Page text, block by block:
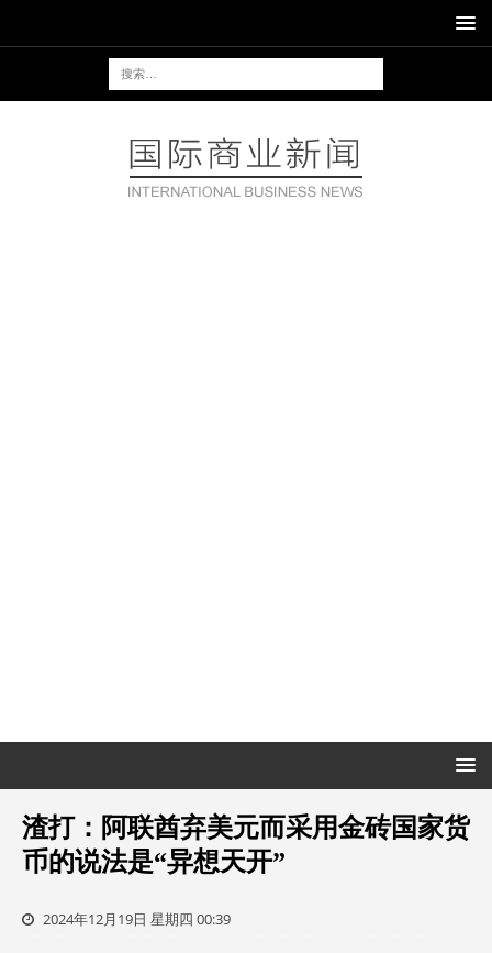
渣打：阿联酋弃美元而采用金砖国家货
币的说法是“异想天开”
2024年12月19日 星期四 00:39